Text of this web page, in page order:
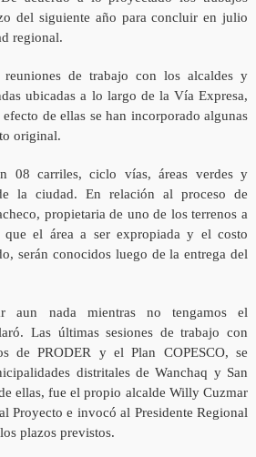
del siguiente año para concluir en julio
regional.
reuniones de trabajo con los alcaldes y
ubicadas a lo largo de la Vía Expresa,
de ellas se han incorporado algunas
original.
08 carriles, ciclo vías, áreas verdes y
la ciudad. En relación al proceso de
propietaria de uno de los terrenos a
que el área a ser expropiada y el costo
serán conocidos luego de la entrega del
aun nada mientras no tengamos el
Las últimas sesiones de trabajo con
de PRODER y el Plan COPESCO, se
distritales de Wanchaq y San
ellas, fue el propio alcalde Willy Cuzmar
Proyecto e invocó al Presidente Regional
plazos previstos.